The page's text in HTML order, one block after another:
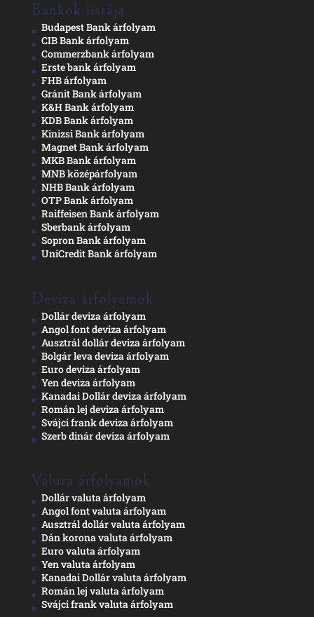
Bankok listája
Budapest Bank árfolyam
CIB Bank árfolyam
Commerzbank árfolyam
Erste bank árfolyam
FHB árfolyam
Gránit Bank árfolyam
K&H Bank árfolyam
KDB Bank árfolyam
Kinizsi Bank árfolyam
Magnet Bank árfolyam
MKB Bank árfolyam
MNB középárfolyam
NHB Bank árfolyam
OTP Bank árfolyam
Raiffeisen Bank árfolyam
Sberbank árfolyam
Sopron Bank árfolyam
UniCredit Bank árfolyam
Deviza árfolyamok
Dollár deviza árfolyam
Angol font deviza árfolyam
Ausztrál dollár deviza árfolyam
Bolgár leva deviza árfolyam
Euro deviza árfolyam
Yen deviza árfolyam
Kanadai Dollár deviza árfolyam
Román lej deviza árfolyam
Svájci frank deviza árfolyam
Szerb dinár deviza árfolyam
Valuta árfolyamok
Dollár valuta árfolyam
Angol font valuta árfolyam
Ausztrál dollár valuta árfolyam
Dán korona valuta árfolyam
Euro valuta árfolyam
Yen valuta árfolyam
Kanadai Dollár valuta árfolyam
Román lej valuta árfolyam
Svájci frank valuta árfolyam